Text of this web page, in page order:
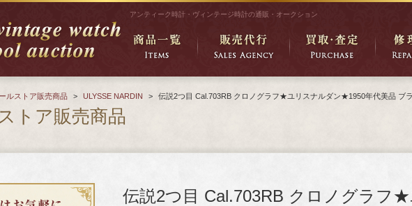
アンティーク時計・ヴィンテージ時計の通販・オークション
ルストア販売商品 > ULYSSE NARDIN > 伝説2つ目 Cal.703RB クロノグラフ★ユリスナルダン★1950年代美品 ブ
トア販売商品
伝説2つ目 Cal.703RB クロノグラフ